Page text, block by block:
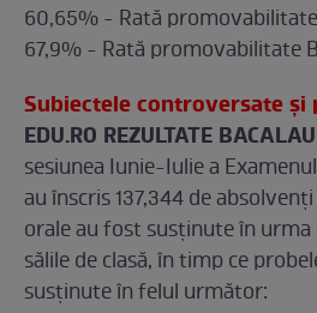
60,65% - Rată
67,9% - Rată promovabilitate
Subiectele controversate
EDU.RO REZULTATE
sesiunea Iunie-Iulie a
au înscris 137,344 de
orale au fost susţinute în
sălile de clasă, în timp ce
susţinute în felul următor: